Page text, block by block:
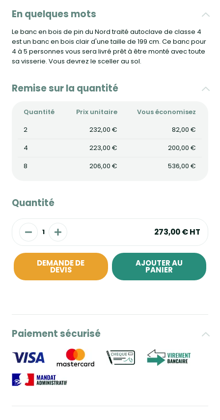
En quelques mots
Le banc en bois de pin du Nord traité autoclave de classe 4
est un banc en bois clair d'une taille de 199 cm. Ce banc pour
4 à 5 personnes vous sera livré prêt à être monté avec toute
sa visserie. Vous devrez le sceller au sol.
Remise sur la quantité
Quantité Prix unitaire
Vous économisez
2
232,00 €
82,00 €
4
223,00 €
200,00 €
8
206,00 € 536,00 €
Quantité
273,00 €HT
DEMANDE DE
DEVIS
AJOUTER AU
PANIER
Paiement sécurisé